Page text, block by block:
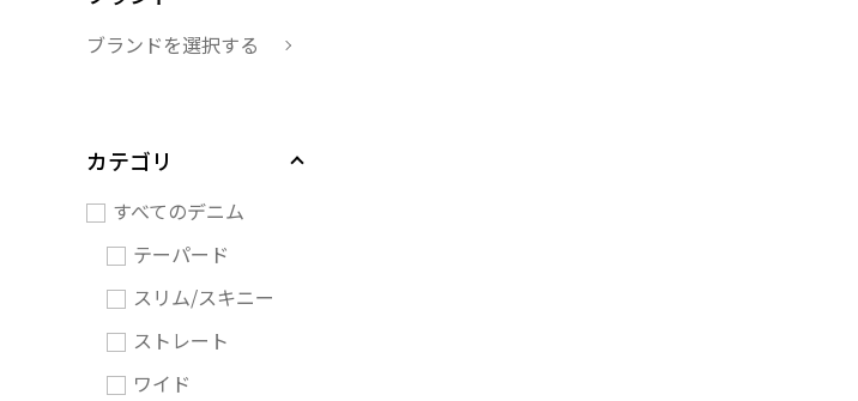
ブランドを選択する
カテゴリ
すべてのデニム
テーパード
スリム/スキニー
ストレート
ワイド